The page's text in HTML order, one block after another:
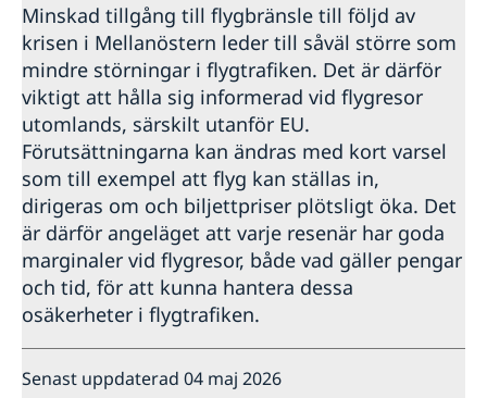
Minskad tillgång till flygbränsle till följd av
krisen i Mellanöstern leder till såväl större som
mindre störningar i flygtrafiken. Det är därför
viktigt att hålla sig informerad vid flygresor
utomlands, särskilt utanför EU.
Förutsättningarna kan ändras med kort varsel
som till exempel att flyg kan ställas in,
dirigeras om och biljettpriser plötsligt öka. Det
är därför angeläget att varje resenär har goda
marginaler vid flygresor, både vad gäller pengar
och tid, för att kunna hantera dessa
osäkerheter i flygtrafiken.
Senast uppdaterad 04 maj 2026